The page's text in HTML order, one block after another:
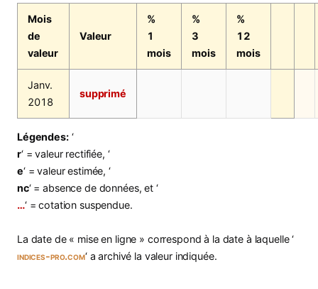
Mois
de
valeur
Valeur
%
1
mois
%
3
mois
%
12
mois
Janv.
2018
supprimé
Légendes:‘
r‘ = valeur rectifiée, ‘
e‘ = valeur estimée, ‘
nc‘ = absence de données, et ‘
…‘ = cotation suspendue.
La date de « mise en ligne » correspond à la date à laquelle ‘
indices-pro.com‘ a archivé la valeur indiquée.